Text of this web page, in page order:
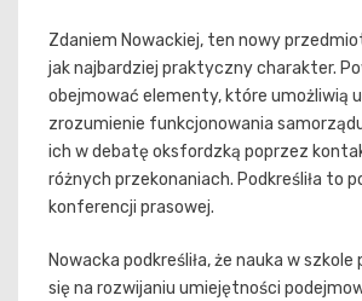
Zdaniem Nowackiej, ten nowy
jak najbardziej praktyczny charakter.
obejmować elementy, które umożliwią
zrozumienie funkcjonowania
ich w debatę oksfordzką poprzez
różnych przekonaniach. Podkreśliła to
konferencji prasowej.
Nowacka podkreśliła, że nauka w
się na rozwijaniu umiejętności